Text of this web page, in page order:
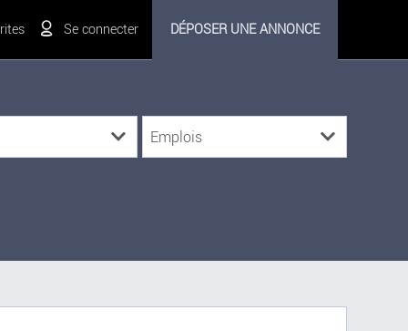
Se connecter DÉPOSER UNE ANNONCE